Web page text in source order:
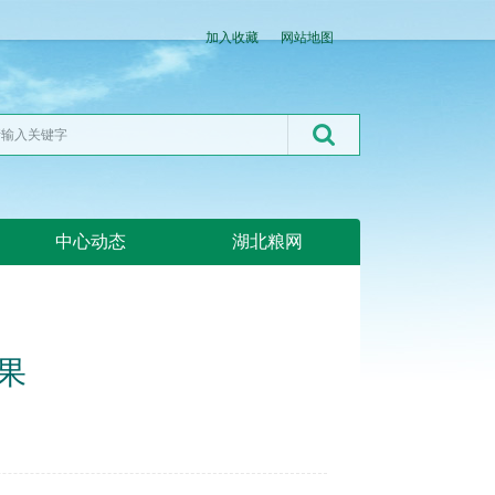
加入收藏 网站地图
中心动态 湖北粮网